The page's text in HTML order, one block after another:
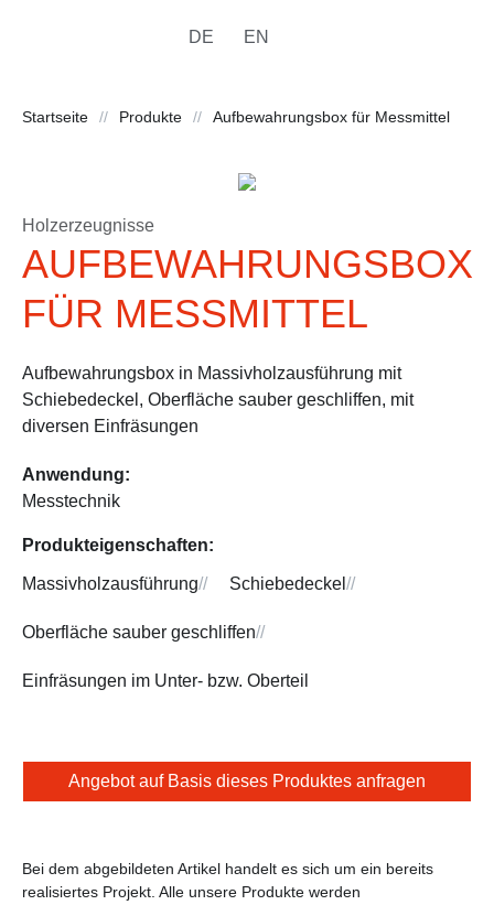
DE EN
Startseite // Produkte // Aufbewahrungsbox für Messmittel
Holzerzeugnisse
AUFBEWAHRUNGSBOX
FÜR MESSMITTEL
Aufbewahrungsbox in Massivholzausführung mit
Schiebedeckel, Oberfläche sauber geschliffen, mit
diversen Einfräsungen
Anwendung:
Messtechnik
Produkteigenschaften:
Massivholzausführung// Schiebedeckel //
Oberfläche sauber geschliffen//
Einfräsungen im Unter- bzw. Oberteil
Angebot auf Basis dieses Produktes anfragen
Bei dem abgebildeten Artikel handelt es sich um ein bereits
realisiertes Projekt. Alle unsere Produkte werden